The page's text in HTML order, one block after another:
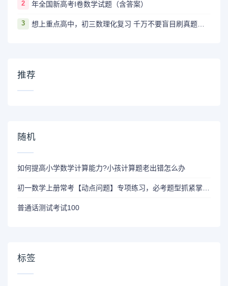
2 年全国新高考I卷数学试题（含答案）
3 想上重点高中，初三数理化复习 千万不要盲目刷真题卷和模拟卷！
推荐
随机
如何提高小学数学计算能力?小孩计算题老出错怎么办
普通话测试考试100
标签